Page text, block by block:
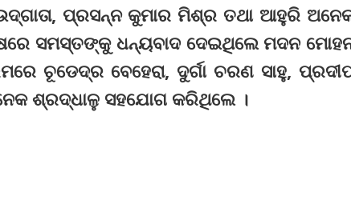
ପ୍ରସନ୍ନ କୁମାର ମିଶ୍ର ତଥା ଆହୁରି
ସମସ୍ତଙ୍କୁ ଧନ୍ୟବାଦ ଦେଇଥିଲେ ମଦନ
ଚୂଡେଦ୍ର ବେହେରା, ଦୁର୍ଗା ଚରଣ ସାହୁ,
ଶ୍ରଦ୍ଧାଳୁ ସହଯୋଗ କରିଥିଲେ ।